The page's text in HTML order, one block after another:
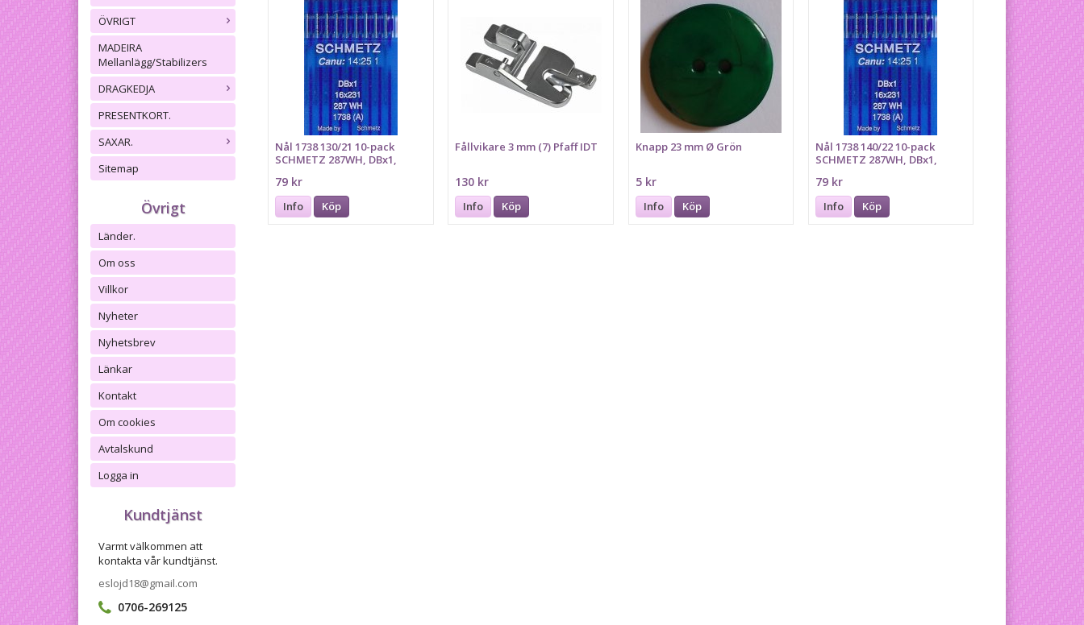
ÖVRIGT
MADEIRA
Mellanlägg/Stabilizers
DRAGKEDJA
PRESENTKORT.
SAXAR.
Sitemap
Övrigt
Länder.
Om oss
Villkor
Nyheter
Nyhetsbrev
Länkar
Kontakt
Om cookies
Avtalskund
Logga in
Kundtjänst
Varmt välkommen att
kontakta vår kundtjänst.
eslojd18@gmail.com
0706-269125
Nål 1738 130/21 10-pack
SCHMETZ 287WH, DBx1,
79 kr
Info Köp
Fållvikare 3 mm (7) Pfaff IDT
130 kr
Info Köp
Knapp 23 mm Ø Grön
5 kr
Info Köp
Nål 1738 140/22 10-pack
SCHMETZ 287WH, DBx1,
79 kr
Info Köp